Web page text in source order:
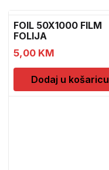
FOIL 50X1000 FILM
FOLIJA
5,00 KM
Dodaj u košaricu